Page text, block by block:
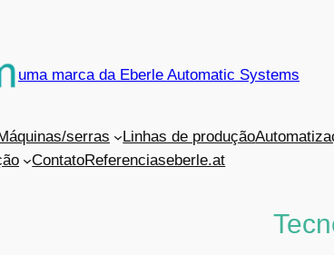
uma marca da Eberle Automatic Systems
serras Linhas de produção
ContatoReferenciaseberle.at